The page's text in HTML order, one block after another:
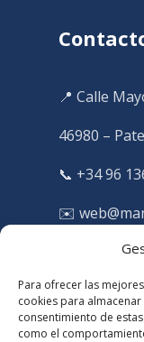
Para ofrecer las
cookies para
consentimiento de
como el
📍 Calle
46980 –
📞 +34 96
✉️
🕒 Lunes a
Sabados y
Licencia